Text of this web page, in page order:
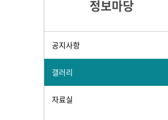
정보마당
공지사항
갤러리
자료실